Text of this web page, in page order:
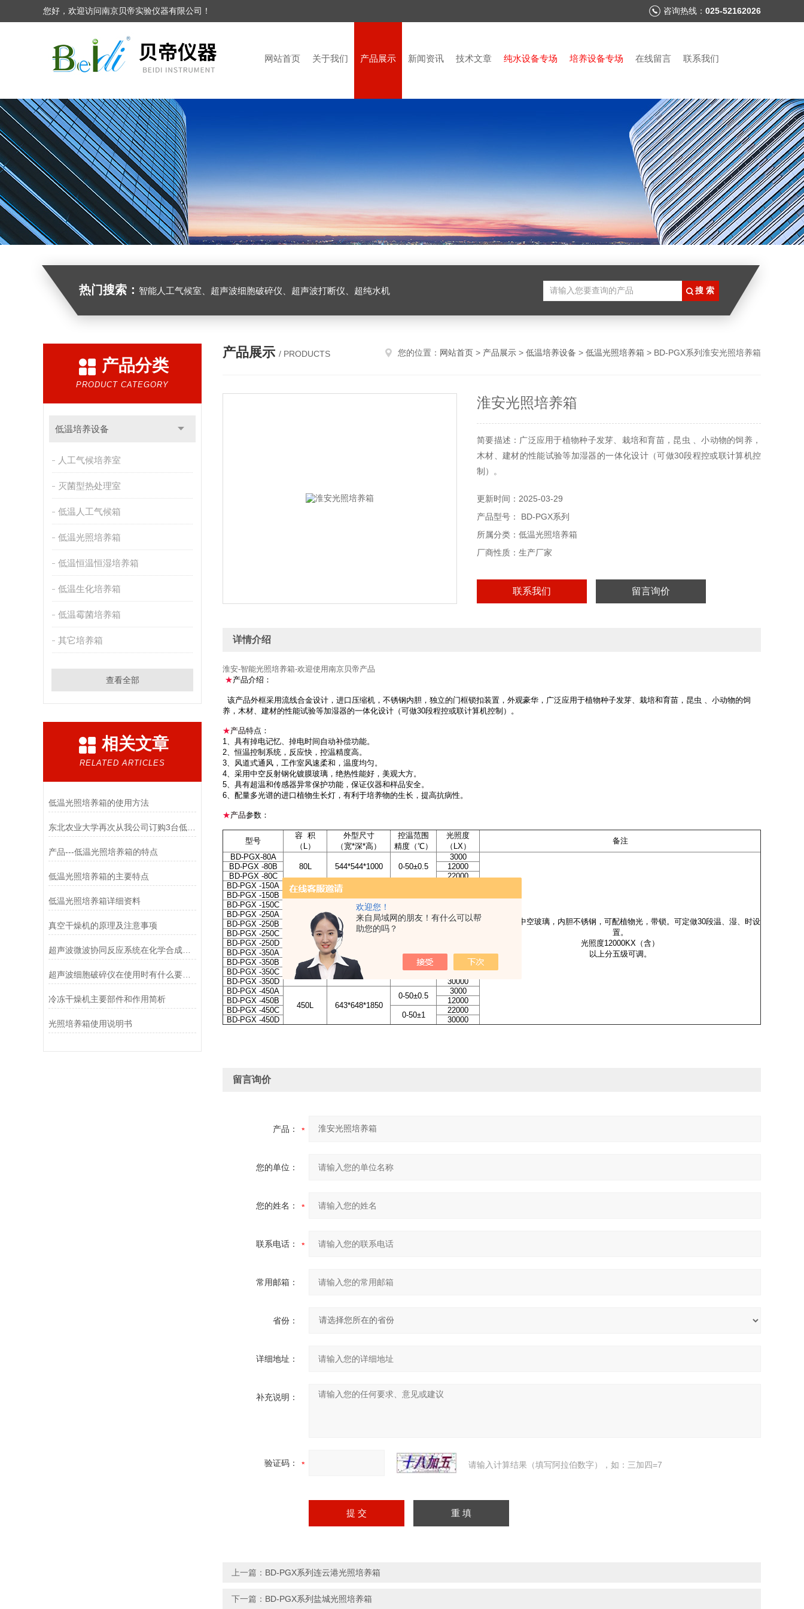
欢迎您！
来自局域网的朋友！有什么可以帮
助您的吗？
您好，欢迎访问南京贝帝实验仪器有限公司！ 咨询热线： 025-52162026
网站首页 关于我们 产品展示 新闻资讯 技术文章 纯水设备专场 培养设备专场 在线留言 联系我们
热门搜索： 智能人工气候室、超声波细胞破碎仪、超声波打断仪、超纯水机
产品分类
PRODUCT CATEGORY
低温培养设备
人工气候培养室
灭菌型热处理室
低温人工气候箱
低温光照培养箱
低温恒温恒湿培养箱
低温生化培养箱
低温霉菌培养箱
其它培养箱
查看全部
相关文章
RELATED ARTICLES
低温光照培养箱的使用方法
东北农业大学再次从我公司订购3台低温光照培养箱
产品---低温光照培养箱的特点
低温光照培养箱的主要特点
低温光照培养箱详细资料
真空干燥机的原理及注意事项
超声波微波协同反应系统在化学合成中的突破性应用
超声波细胞破碎仪在使用时有什么要领可言
冷冻干燥机主要部件和作用简析
光照培养箱使用说明书
产品展示 / PRODUCTS 您的位置： 网站首页 > 产品展示 > 低温培养设备 > 低温光照培养箱 > BD-PGX系列淮安光照培养箱
淮安光照培养箱
简要描述：广泛应用于植物种子发芽、栽培和育苗，昆虫 、小动物的饲养，
木材、建材的性能试验等加湿器的一体化设计（可做30段程控或联计算机控
制）。
更新时间：2025-03-29
产品型号： BD-PGX系列
所属分类：低温光照培养箱
厂商性质：生产厂家
联系我们 留言询价
详情介绍
淮安-智能光照培养箱-欢迎使用南京贝帝产品
★产品介绍：
该产品外框采用流线合金设计，进口压缩机，不锈钢内胆，独立的门框锁扣装置，外观豪华，广泛应用于植物种子发芽、栽培和育苗，昆虫 、小动物的饲
养，木材、建材的性能试验等加湿器的一体化设计（可做30段程控或联计算机控制）。
★产品特点：
1、具有掉电记忆、掉电时间自动补偿功能。
2、恒温控制系统，反应快，控温精度高。
3、风道式通风，工作室风速柔和，温度均匀。
4、采用中空反射钢化镀膜玻璃，绝热性能好，美观大方。
5、具有超温和传感器异常保护功能，保证仪器和样品安全。
6、配量多光谱的进口植物生长灯，有利于培养物的生长，提高抗病性。
★产品参数：
型号
容 积
（L）
外型尺寸
（宽*深*高）
控温范围
精度（℃）
光照度
（LX）
备注
BD-PGX-80A
80L
544*544*1000 0-50±0.5
3000
单门、三层中空玻璃，内胆不锈钢，可配植物光，带锁。可定做30段温、湿、时设
置。
光照度12000KX（含）
以上分五级可调。
BD-PGX -80B
12000
BD-PGX -80C
22000
BD-PGX -150A
150L
594*594*1250
BD-PGX -150B
BD-PGX -150C
BD-PGX -250A
250L
544*544*1690
0-50±0.5
3000
BD-PGX -250B
12000
BD-PGX -250C
BD-PGX -250D
BD-PGX -350A
350L
594*594*1850
0-50±0.5
3000
BD-PGX -350B
BD-PGX -350C
22000
BD-PGX -350D
30000
BD-PGX -450A
450L
643*648*1850
0-50±0.5
3000
BD-PGX -450B
12000
BD-PGX -450C
0-50±1
22000
BD-PGX -450D
30000
留言询价
产品：
您的单位：
您的姓名：
联系电话：
常用邮箱：
省份：
详细地址：
补充说明：
验证码： 请输入计算结果（填写阿拉伯数字），如：三加四=7
上一篇： BD-PGX系列连云港光照培养箱
下一篇： BD-PGX系列盐城光照培养箱